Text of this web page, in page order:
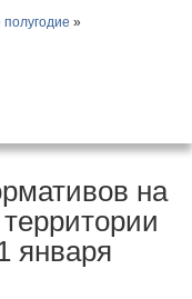
»
на
января